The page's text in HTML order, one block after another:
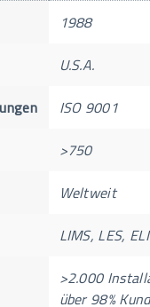
1988
U.S.A.
ISO 9001
>750
Weltweit
LIMS, LES,
>2.000
über 98%